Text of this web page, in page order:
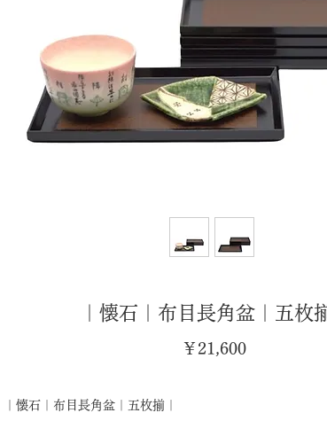
｜懐石｜布目長角盆｜五枚
￥21,600価
｜懐石｜布目長角盆｜五枚揃｜